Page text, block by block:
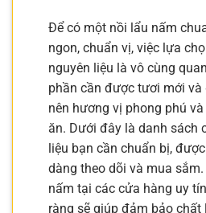
Để có một nồi lẩu nấm
ngon, chuẩn vị, việc lựa
nguyên liệu là vô cùng
phần cần được tươi mới và
nên hương vị phong phú
ăn. Dưới đây là danh sách
liệu bạn cần chuẩn bị,
dàng theo dõi và mua
nấm tại các cửa hàng uy
ràng sẽ giúp đảm bảo